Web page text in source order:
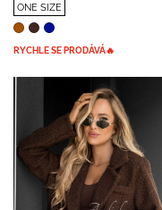
ONE SIZE
RYCHLE SE PRODÁVÁ🔥